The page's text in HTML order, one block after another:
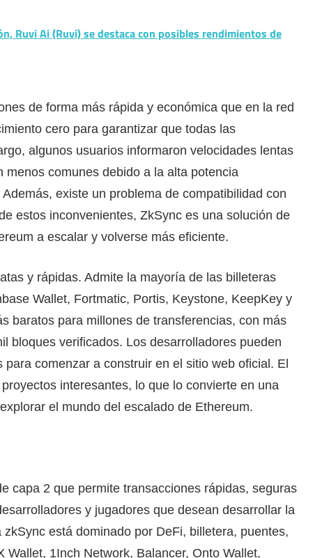
Ruvi Ai (Ruvi) se destaca con posibles rendimientos de
de forma más rápida y económica que en la red
cero para garantizar que todas las
algunos usuarios informaron velocidades lentas
comunes debido a la alta potencia
existe un problema de compatibilidad con
estos inconvenientes, ZkSync es una solución de
a escalar y volverse más eficiente.
y rápidas. Admite la mayoría de las billeteras
Wallet, Fortmatic, Portis, Keystone, KeepKey y
baratos para millones de transferencias, con más
bloques verificados. Los desarrolladores pueden
comenzar a construir en el sitio web oficial. El
interesantes, lo que lo convierte en una
el mundo del escalado de Ethereum.
capa 2 que permite transacciones rápidas, seguras
y jugadores que desean desarrollar la
está dominado por DeFi, billetera, puentes,
1Inch Network, Balancer, Onto Wallet,